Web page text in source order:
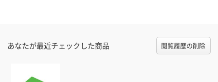
あなたが最近チェックした商品 閲覧履歴の削除